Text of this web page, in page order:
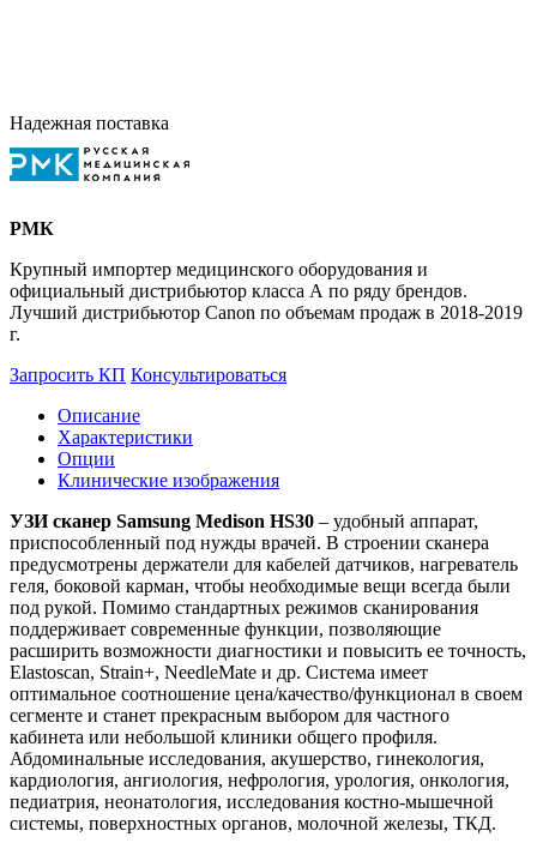
Надежная поставка
РМК
Крупный импортер медицинского оборудования и
официальный дистрибьютор класса А по ряду брендов.
Лучший дистрибьютор Canon по объемам продаж в 2018-2019
г.
Запросить КП Консультироваться
Описание
Характеристики
Опции
Клинические изображения
УЗИ сканер Samsung Medison HS30 – удобный аппарат,
приспособленный под нужды врачей. В строении сканера
предусмотрены держатели для кабелей датчиков, нагреватель
геля, боковой карман, чтобы необходимые вещи всегда были
под рукой. Помимо стандартных режимов сканирования
поддерживает современные функции, позволяющие
расширить возможности диагностики и повысить ее точность,
Elastoscan, Strain+, NeedleMate и др. Система имеет
оптимальное соотношение цена/качество/функционал в своем
сегменте и станет прекрасным выбором для частного
кабинета или небольшой клиники общего профиля.
Абдоминальные исследования, акушерство, гинекология,
кардиология, ангиология, нефрология, урология, онкология,
педиатрия, неонатология, исследования костно-мышечной
системы, поверхностных органов, молочной железы, ТКД.